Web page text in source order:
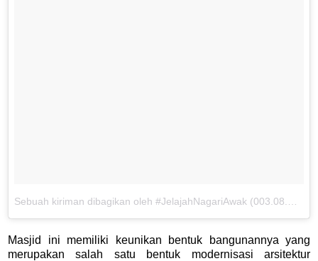
Masjid ini memiliki keunikan bentuk bangunannya yang
merupakan salah satu bentuk modernisasi arsitektur